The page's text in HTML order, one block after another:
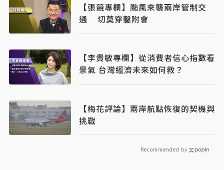
【張競專欄】颱風來襲兩岸管制交
通 切莫穿鑿附會
【李貴敏專欄】從消費者信心指數看
景氣 台灣經濟未來如何救？
【梅花評論】兩岸航點恢復的契機與
挑戰
Recommended by